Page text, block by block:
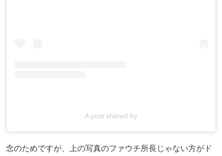
A post shared by
念のためですが、上の写真のファウチ所長じゃない方がド